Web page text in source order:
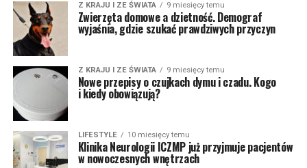
Z KRAJU I ZE ŚWIATA 9 miesięcy temu
Zwierzęta domowe a dzietność. Demograf
wyjaśnia, gdzie szukać prawdziwych przyczyn
Z KRAJU I ZE ŚWIATA 9 miesięcy temu
Nowe przepisy o czujkach dymu i czadu. Kogo
i kiedy obowiązują?
LIFESTYLE 10 miesięcy temu
Klinika Neurologii ICZMP już przyjmuje pacjentów
w nowoczesnych wnętrzach